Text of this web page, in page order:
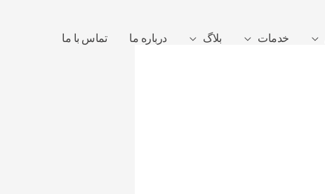
خدمات بلاگ درباره ما تماس با ما